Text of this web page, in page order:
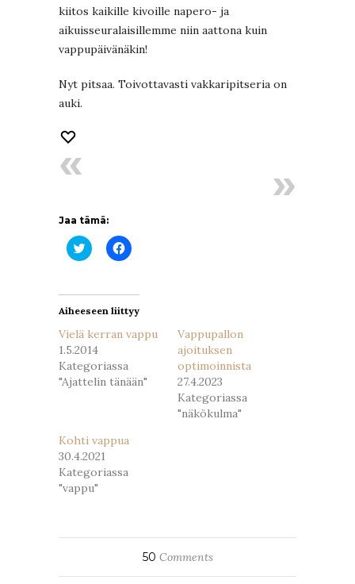
kiitos kaikille kivoille napero- ja
aikuisseuralaisillemme niin aattona kuin
vappupäivänäkin!
Nyt pitsaa. Toivottavasti vakkaripitseria on
auki.
Jaa tämä:
Jaa
Twitterissä(Avautuu
Jaa
Facebookissa(Avautuu
Aiheeseen liittyy
Vielä kerran vappu
1.5.2014
Kategoriassa
"Ajattelin tänään"
Vappupallon
ajoituksen
optimoinnista
27.4.2023
Kategoriassa
"näkökulma"
Kohti vappua
30.4.2021
Kategoriassa
"vappu"
50 Comments